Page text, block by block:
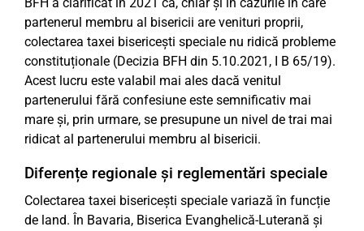
partenerul membru al bisericii are venituri proprii,
colectarea taxei bisericești speciale nu ridică probleme
constituționale (Decizia BFH din 5.10.2021, I B 65/19).
Acest lucru este valabil mai ales dacă venitul
partenerului fără confesiune este semnificativ mai
mare și, prin urmare, se presupune un nivel de trai mai
ridicat al partenerului membru al bisericii.
Diferențe regionale și reglementări speciale
Colectarea taxei bisericești speciale variază în funcție
de land. În Bavaria, Biserica Evanghelică-Luterană și